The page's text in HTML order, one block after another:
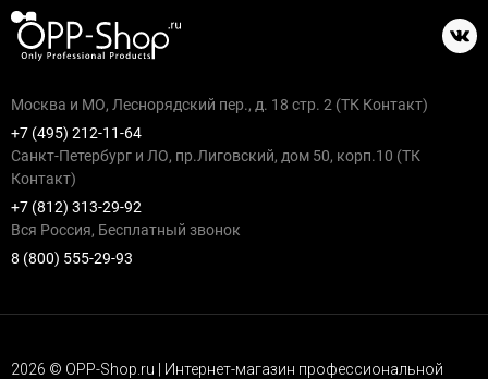
Москва и МО, Леснорядский пер., д. 18 стр. 2 (ТК Контакт)
+7 (495) 212-11-64
Санкт-Петербург и ЛО, пр.Лиговский, дом 50, корп.10 (ТК
Контакт)
+7 (812) 313-29-92
Вся Россия, Бесплатный звонок
8 (800) 555-29-93
2026 © OPP-Shop.ru | Интернет-магазин профессиональной